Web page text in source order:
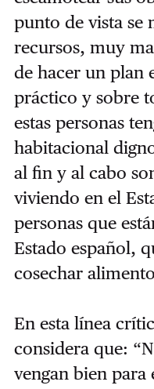
punto de vista se
recursos, muy
de hacer un plan
práctico y sobre
estas personas
habitacional
al fin y al cabo
viviendo en el
personas que
Estado español,
cosechar
En esta línea
considera que:
vengan bien